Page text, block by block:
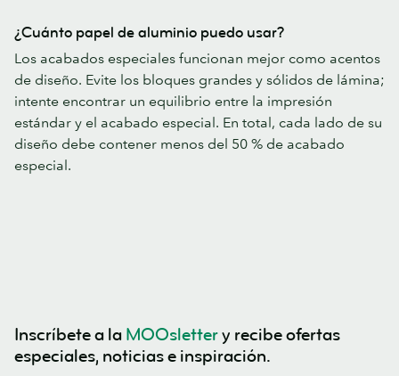
¿Cuánto papel de aluminio puedo usar?
Los acabados especiales funcionan mejor como acentos
de diseño. Evite los bloques grandes y sólidos de lámina;
intente encontrar un equilibrio entre la impresión
estándar y el acabado especial. En total, cada lado de su
diseño debe contener menos del 50 % de acabado
especial.
Inscríbete a la MOOslettery recibe ofertas
especiales, noticias e inspiración.